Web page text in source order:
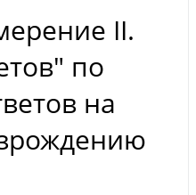
II.
по
на